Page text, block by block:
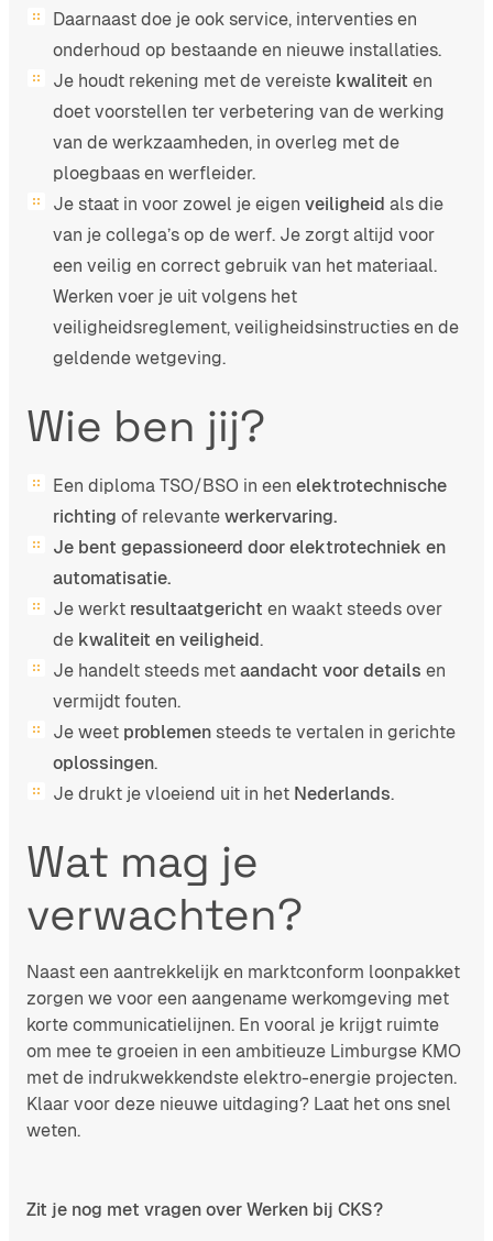
Daarnaast doe je ook service, interventies en
onderhoud op bestaande en nieuwe installaties.
Je houdt rekening met de vereiste kwaliteit en
doet voorstellen ter verbetering van de werking
van de werkzaamheden, in overleg met de
ploegbaas en werfleider.
Je staat in voor zowel je eigen veiligheid als die
van je collega’s op de werf. Je zorgt altijd voor
een veilig en correct gebruik van het materiaal.
Werken voer je uit volgens het
veiligheidsreglement, veiligheidsinstructies en de
geldende wetgeving.
Wie ben jij?
Een diploma TSO/BSO in een elektrotechnische
richting of relevante werkervaring.
Je bent gepassioneerd door elektrotechniek en
automatisatie.
Je werkt resultaatgericht en waakt steeds over
de kwaliteit en veiligheid.
Je handelt steeds met aandacht voor details en
vermijdt fouten.
Je weet problemen steeds te vertalen in gerichte
oplossingen.
Je drukt je vloeiend uit in het Nederlands.
Wat mag je
verwachten?
Naast een aantrekkelijk en marktconform loonpakket
zorgen we voor een aangename werkomgeving met
korte communicatielijnen. En vooral je krijgt ruimte
om mee te groeien in een ambitieuze Limburgse KMO
met de indrukwekkendste elektro-energie projecten.
Klaar voor deze nieuwe uitdaging? Laat het ons snel
weten.
Zit je nog met vragen over Werken bij CKS?